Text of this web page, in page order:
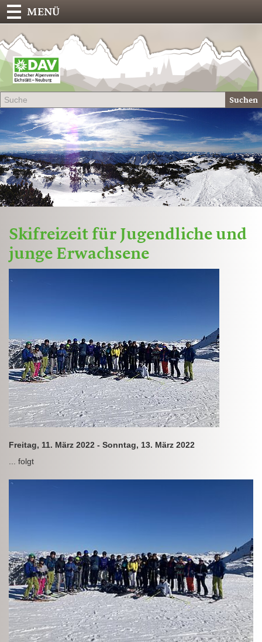
Suchen
MENÜ
Skifreizeit für Jugendliche und
junge Erwachsene
Freitag, 11. März 2022 - Sonntag, 13. März 2022
... folgt